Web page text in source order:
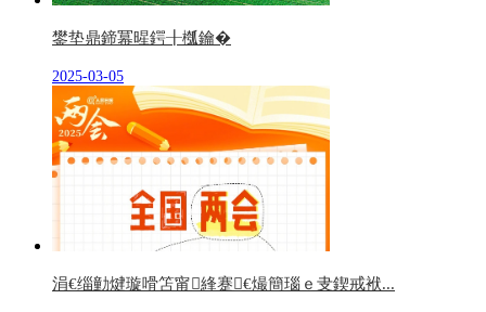
鐢垫鼎鍗冪暒鍔╂槬鑰�
2025-03-05
涓€缁勭煡璇嗗笘甯綘蹇€熶簡瑙ｅ叏鍥戒袱...